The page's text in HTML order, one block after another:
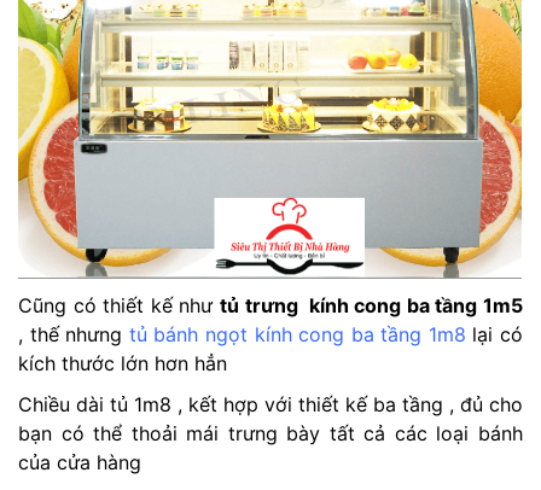
Cũng có thiết kế như tủ trưng kính cong ba tầng 1m5
, thế nhưng tủ bánh ngọt kính cong ba tầng 1m8 lại có
kích thước lớn hơn hẳn
Chiều dài tủ 1m8 , kết hợp với thiết kế ba tầng , đủ cho
bạn có thể thoải mái trưng bày tất cả các loại bánh
của cửa hàng